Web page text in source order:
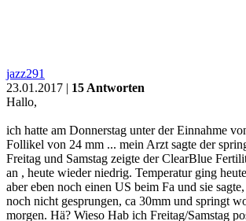
jazz291
23.01.2017 | 15 Antworten
Hallo,
ich hatte am Donnerstag unter der Einnahme
Follikel von 24 mm ... mein Arzt sagte der
Freitag und Samstag zeigte der ClearBlue
an , heute wieder niedrig. Temperatur ging
aber eben noch einen US beim Fa und sie
noch nicht gesprungen, ca 30mm und springt
morgen. Hä? Wieso Hab ich Freitag/Samstag